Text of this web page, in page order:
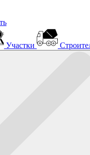
Участки